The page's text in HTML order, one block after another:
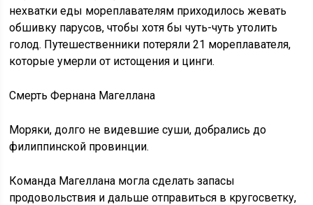
нехватки еды мореплавателям приходилось жевать
обшивку парусов, чтобы хотя бы чуть-чуть утолить
голод. Путешественники потеряли 21 мореплавателя,
которые умерли от истощения и цинги.
Смерть Фернана Магеллана
Моряки, долго не видевшие суши, добрались до
филиппинской провинции.
Команда Магеллана могла сделать запасы
продовольствия и дальше отправиться в кругосветку,